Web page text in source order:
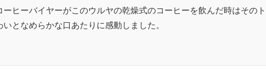
ーヒーバイヤーがこのウルヤの乾燥式のコーヒーを飲んだ時はそのト
いとなめらかな口あたりに感動しました。